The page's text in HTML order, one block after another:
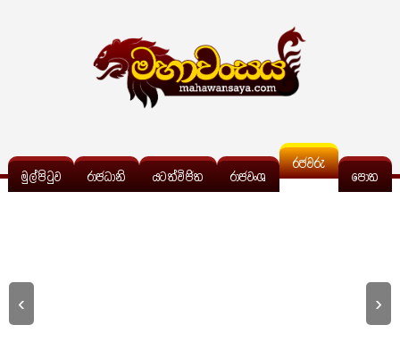
මුල්පිටුව රාජධානි යටත්විජිත රාජවංශ
රජවරු
පොත
‹ ›